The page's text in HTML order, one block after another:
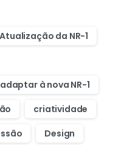
Atualização da NR-1
à nova NR-1
criatividade
Design